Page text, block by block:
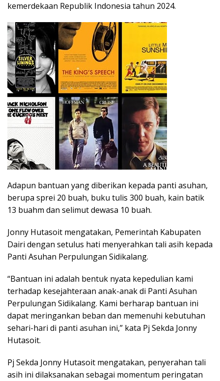
kemerdekaan Republik Indonesia tahun 2024.
Adapun bantuan yang diberikan kepada panti asuhan,
berupa sprei 20 buah, buku tulis 300 buah, kain batik
13 buahm dan selimut dewasa 10 buah.
Jonny Hutasoit mengatakan, Pemerintah Kabupaten
Dairi dengan setulus hati menyerahkan tali asih kepada
Panti Asuhan Perpulungan Sidikalang.
“Bantuan ini adalah bentuk nyata kepedulian kami
terhadap kesejahteraan anak-anak di Panti Asuhan
Perpulungan Sidikalang. Kami berharap bantuan ini
dapat meringankan beban dan memenuhi kebutuhan
sehari-hari di panti asuhan ini,” kata Pj Sekda Jonny
Hutasoit.
Pj Sekda Jonny Hutasoit mengatakan, penyerahan tali
asih ini dilaksanakan sebagai momentum peringatan